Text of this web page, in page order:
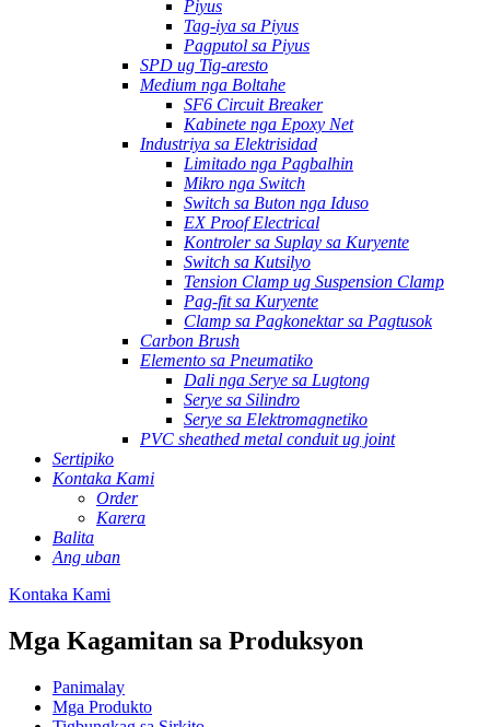
Piyus
Tag-iya sa Piyus
Pagputol sa Piyus
SPD ug Tig-aresto
Medium nga Boltahe
SF6 Circuit Breaker
Kabinete nga Epoxy Net
Industriya sa Elektrisidad
Limitado nga Pagbalhin
Mikro nga Switch
Switch sa Buton nga Iduso
EX Proof Electrical
Kontroler sa Suplay sa Kuryente
Switch sa Kutsilyo
Tension Clamp ug Suspension Clamp
Pag-fit sa Kuryente
Clamp sa Pagkonektar sa Pagtusok
Carbon Brush
Elemento sa Pneumatiko
Dali nga Serye sa Lugtong
Serye sa Silindro
Serye sa Elektromagnetiko
PVC sheathed metal conduit ug joint
Sertipiko
Kontaka Kami
Order
Karera
Balita
Ang uban
Kontaka Kami
Mga Kagamitan sa Produksyon
Panimalay
Mga Produkto